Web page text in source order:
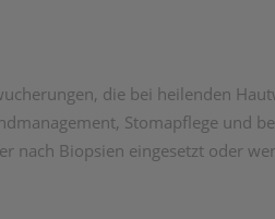
die bei heilenden
Stomapflege und
nach Biopsien eingesetzt oder